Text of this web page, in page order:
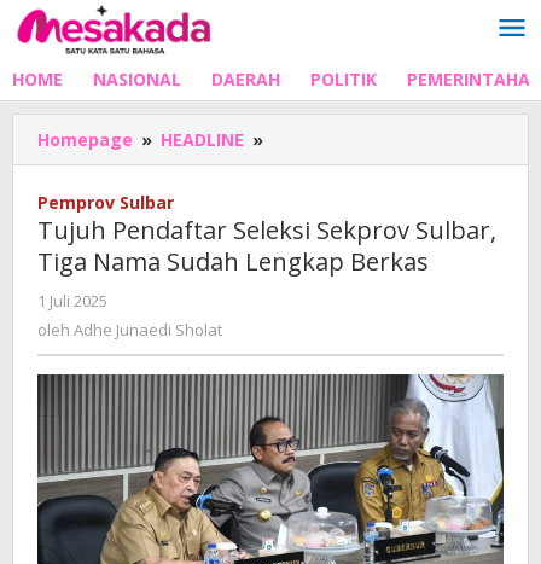
Lewati
ke
HOME NASIONAL DAERAH POLITIK
Homepage » HEADLINE »
Pendaftar
Sulbar,
Tiga
Pemprov Sulbar
Tujuh Pendaftar Seleksi Sekprov Sulbar,
Tiga Nama Sudah Lengkap Berkas
1 Juli 2025
Adhe
Junaedi
oleh Adhe Junaedi Sholat